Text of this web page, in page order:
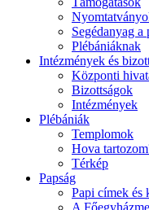
Segédanyag
Plébániáknak
Intézmények és
Központi
Bizottságok
Intézmények
Plébániák
Templomok
Hova
Térkép
Papság
Papi címek és
A